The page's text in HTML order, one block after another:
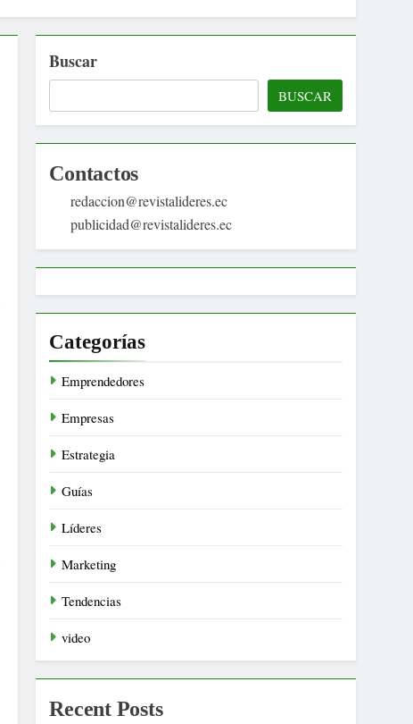
Buscar
BUSCAR
Contactos
redaccion@revistalideres.ec
publicidad@revistalideres.ec
Categorías
Emprendedores
Empresas
Estrategia
Guías
Líderes
Marketing
Tendencias
video
Recent Posts